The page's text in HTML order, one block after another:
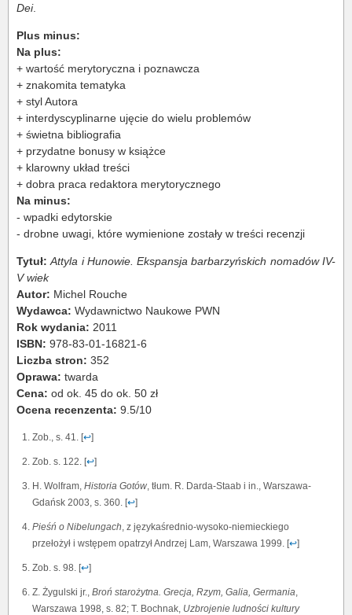
Dei.
Plus minus:
Na plus:
+ wartość merytoryczna i poznawcza
+ znakomita tematyka
+ styl Autora
+ interdyscyplinarne ujęcie do wielu problemów
+ świetna bibliografia
+ przydatne bonusy w książce
+ klarowny układ treści
+ dobra praca redaktora merytorycznego
Na minus:
- wpadki edytorskie
- drobne uwagi, które wymienione zostały w treści recenzji
Tytuł: Attyla i Hunowie.Ekspansja barbarzyńskich nomadów IV-
V wiek
Autor: Michel Rouche
Wydawca: Wydawnictwo Naukowe PWN
Rok wydania: 2011
ISBN: 978-83-01-16821-6
Liczba stron: 352
Oprawa: twarda
Cena: od ok. 45 do ok. 50 zł
Ocena recenzenta: 9.5/10
Zob., s. 41. [↩]
Zob. s. 122. [↩]
H. Wolfram, Historia Gotów, tłum. R. Darda-Staab i in., Warszawa-
Gdańsk 2003, s. 360. [↩]
Pieśń o Nibelungach, z językaśrednio-wysoko-niemieckiego
przełożył i wstępem opatrzył Andrzej Lam, Warszawa 1999. [↩]
Zob. s. 98. [↩]
Z. Żygulski jr., Broń starożytna. Grecja, Rzym, Galia, Germania,
Warszawa 1998, s. 82; T. Bochnak, Uzbrojenie ludności kultury